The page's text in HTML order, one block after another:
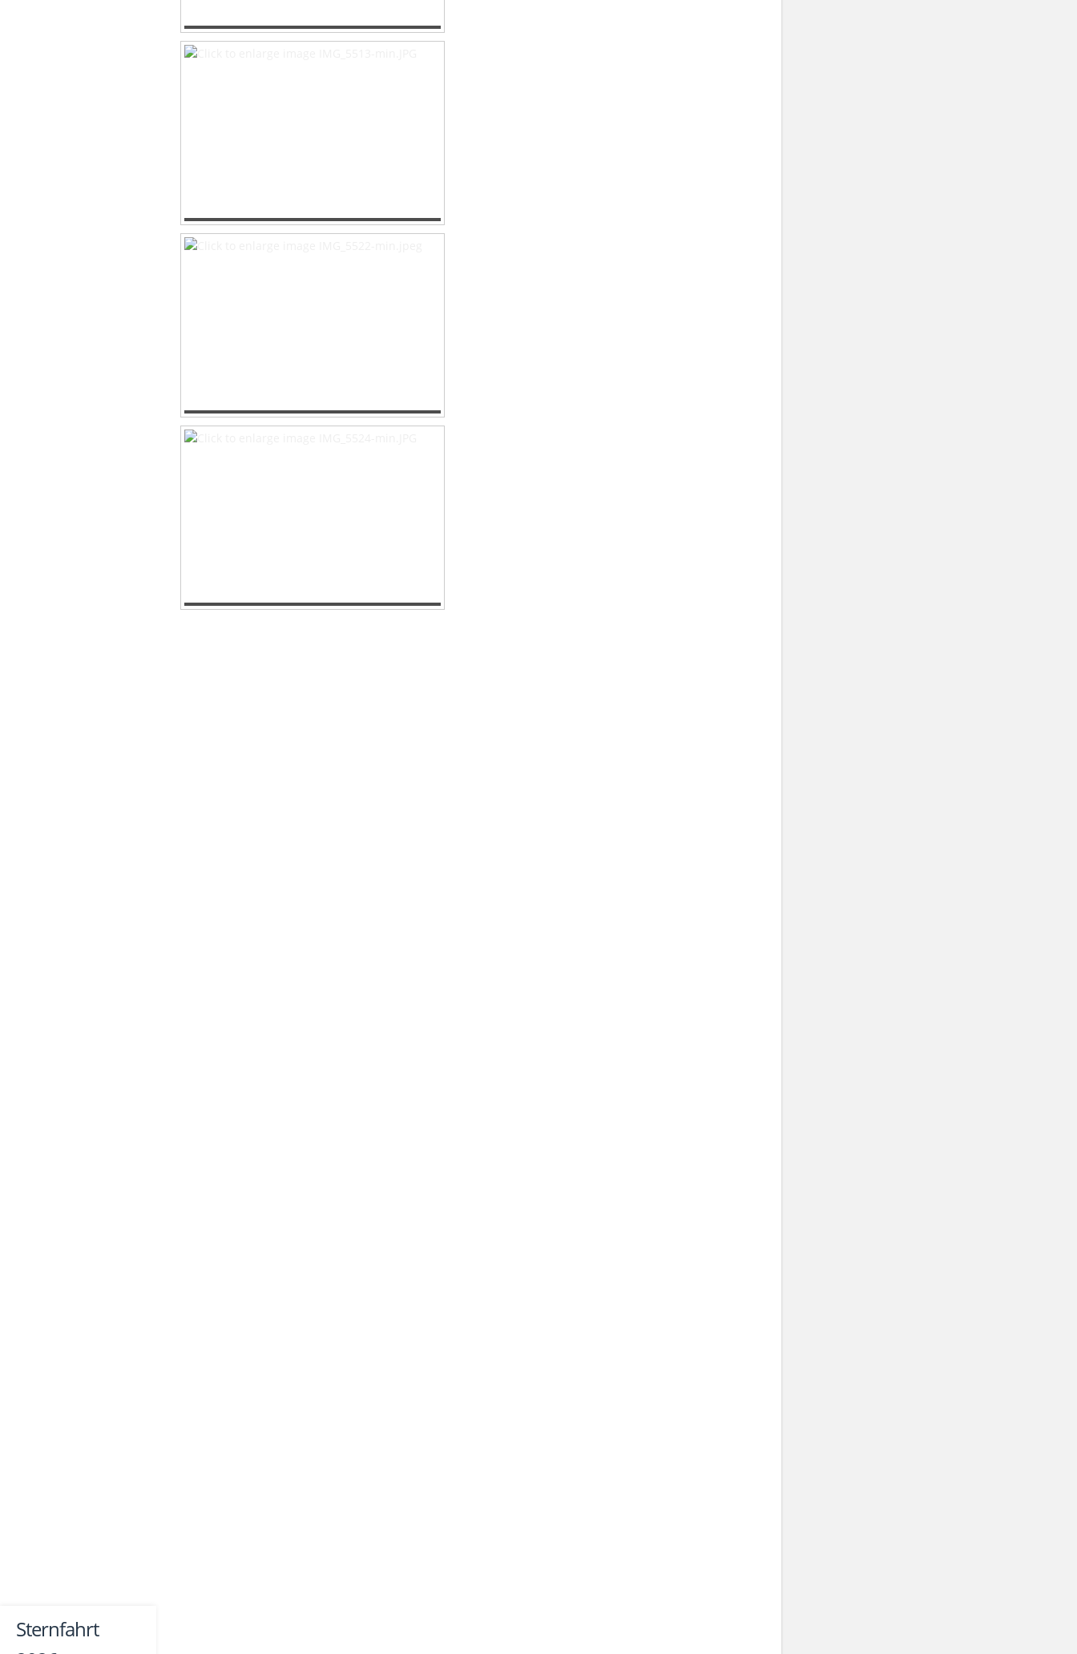
Sternfahrt